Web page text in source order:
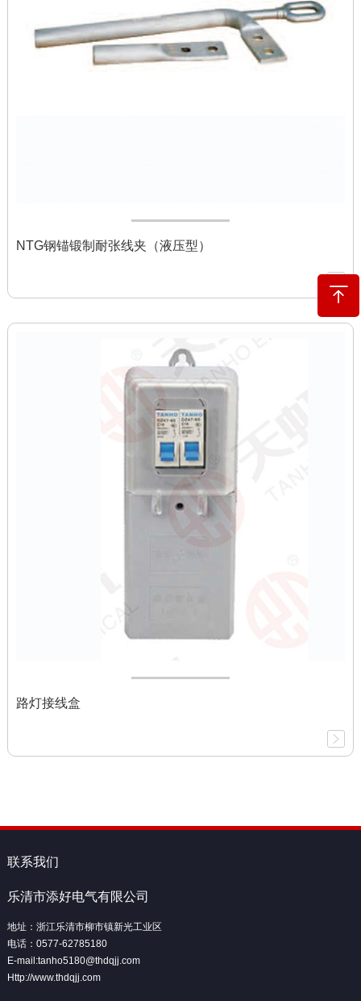
NTG钢锚锻制耐张线夹（液压型）
路灯接线盒
联系我们
乐清市添好电气有限公司
地址：浙江乐清市柳市镇新光工业区
电话：0577-62785180
E-mail:tanho5180@thdqjj.com
Http://www.thdqjj.com